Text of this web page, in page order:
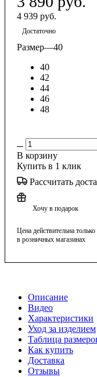
4 939 руб.
Достаточно
Размер—40
40
42
44
46
48
В корзину
Купить в 1 клик
Рассчитать
Хочу в подарок
Цена действительна
в розничных магазинах
Описание
Видео
Характеристики
Уход за изделием
Таблица
Как купить
Доставка
Отзывы